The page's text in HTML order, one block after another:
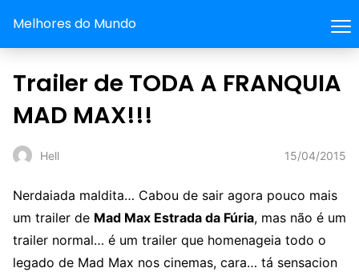
Melhores do Mundo
Trailer de TODA A FRANQUIA
MAD MAX!!!
Hell 15/04/2015
Nerdaiada maldita… Cabou de sair agora pouco mais
um trailer de Mad Max Estrada da Fúria, mas não é um
trailer normal… é um trailer que homenageia todo o
legado de Mad Max nos cinemas, cara… tá sensacion